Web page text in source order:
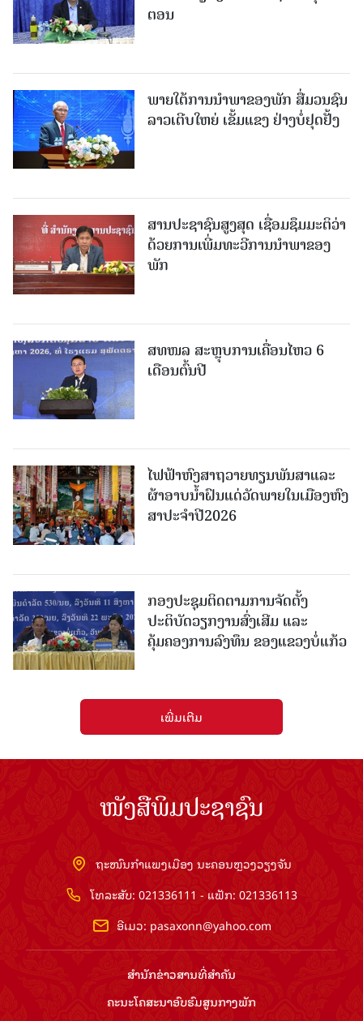
ຕອນ
ພາຍໃຕ້ການນໍາພາຂອງພັກ ສື່ມວນຊົນ
ລາວເຕີບໃຫຍ່ ເຂັ້ມແຂງ ຢ່າງບໍ່ຢຸດຢັ້ງ
ສານປະຊາຊົນສູງສຸດ ເຊື່ອມຊຶມມະຕິວ່າ
ດ້ວຍການເພີ່ມທະວີການນຳພາຂອງ
ພັກ
ສທໜລ ສະຫຼຸບການເຄື່ອນໄຫວ 6
ເດືອນຕົ້ນປີ
ໄຟຟ້າຫົງສາຖວາຍທຽນພັນສາແລະ
ຜ້າອາບນໍ້າຝົນແດ່ວັດພາຍໃນເມືອງຫົງ
ສາປະຈໍາປີ2026
ກອງປະຊຸມຕິດຕາມການຈັດຕັ້ງ
ປະຕິບັດວຽກງານສົ່ງເສີມ ແລະ
ຄຸ້ມຄອງການລົງທຶນ ຂອງແຂວງບໍ່ແກ້ວ
ເພີ່ມເຕີມ
ໜັງສືພິມປະຊາຊົນ
ຖະໜົນກຳແພງເມືອງ ນະຄອນຫຼວງວຽງຈັນ
ໂທລະສັບ: 021336111 - ແຟັກ: 021336113
ອີເມວ: pasaxonn@yahoo.com
ສຳ​ນັກ​ຂ່າວ​ສານ​ທີ່​ສຳ​ຄັນ​
ຄະນະໂຄສະນາອົບຮົມ​ສູນ​ກາງ​ພັກ